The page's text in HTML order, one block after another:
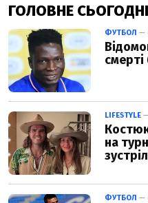
ГОЛОВНЕ СЬОГОДНІ
ФУТБОЛ —
LIFESTYLE
на
ФУТБОЛ —